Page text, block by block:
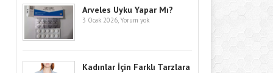
Arveles Uyku Yapar Mı?
3 Ocak 2026, Yorum yok
Kadınlar İçin Farklı Tarzlara